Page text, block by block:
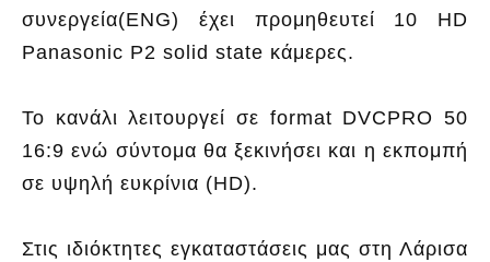
συνεργεία(ENG) έχει προμηθευτεί 10 HD
Panasonic Ρ2 solid state κάμερες.
Το κανάλι λειτουργεί σε format DVCPRO 50
16:9 ενώ σύντομα θα ξεκινήσει και η εκπομπή
σε υψηλή ευκρίνια (HD).
Στις ιδιόκτητες εγκαταστάσεις μας στη Λάρισα